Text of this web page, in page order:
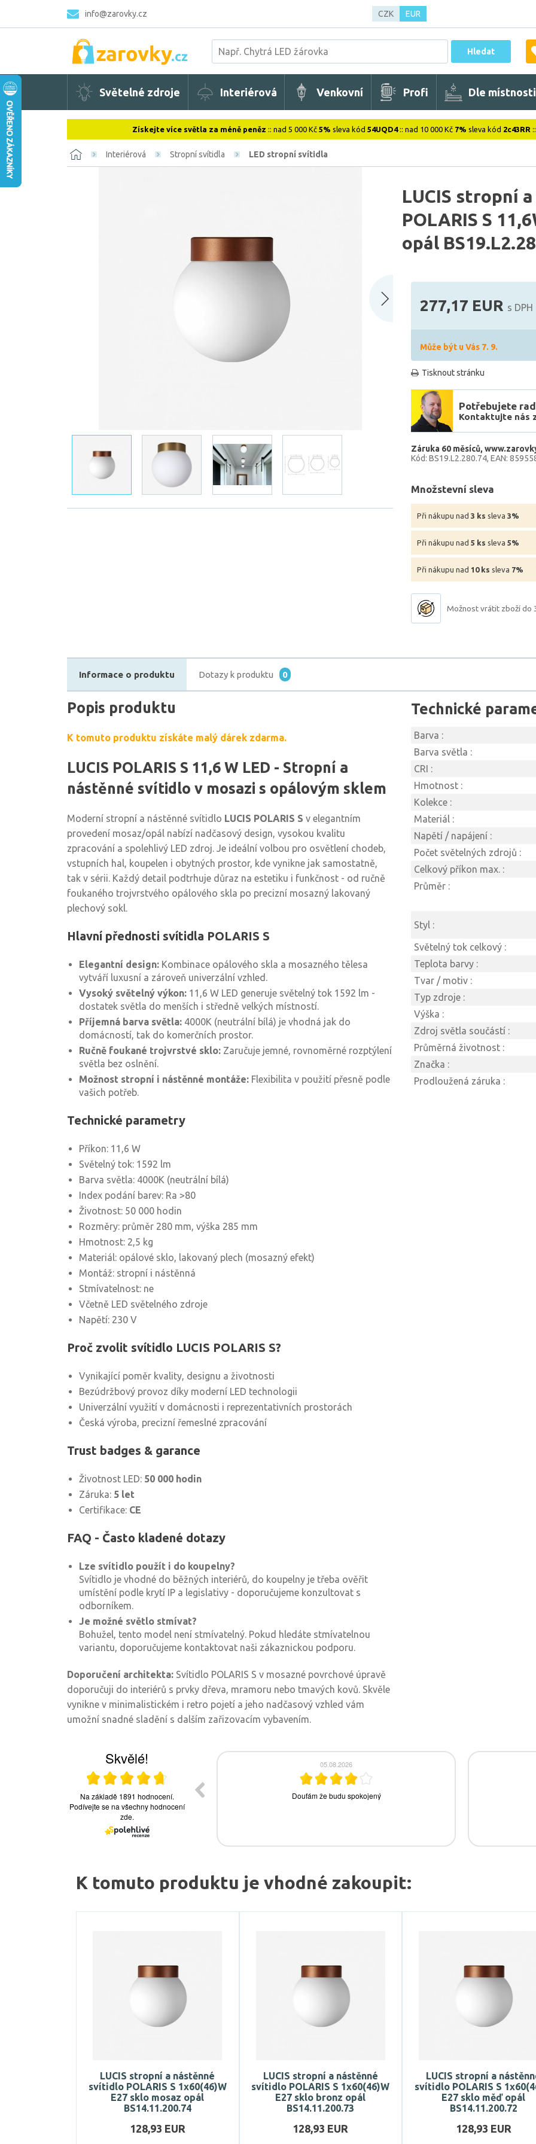
info@zarovky.cz CZK EUR
Hledat
Světelné zdroje Interiérová Venkovní Profi Dle místnosti
Získejte více světla za méně peněz :: nad 5 000 Kč 5% sleva kód 54UQD4:: nad 10 000 Kč 7% sleva kód 2c43RR
Interiérová Stropní svítidla LED stropní svítidla
LUCIS stropní
POLARIS S
opál
277,17 EUR s DPH
Může být u Vás 7. 9.
Tisknout stránku
Potřebujete
Kontaktujte nás
Záruka 60 měsíců
Kód: BS19.L2.280.74 EAN:
Množstevní sleva
Při nákupu nad 3 ks sleva 3%
Při nákupu nad 5 ks sleva 5%
Při nákupu nad 10 ks sleva 7%
Možnost vrátit zboží do
Informace o produktu Dotazy k produktu 0
Popis produktu
K tomuto produktu získáte malý dárek zdarma.
LUCIS POLARIS S 11,6 W LED - Stropní a
nástěnné svítidlo v mosazi s opálovým sklem
Moderní stropní a nástěnné svítidlo LUCIS POLARIS S v elegantním
provedení mosaz/opál nabízí nadčasový design, vysokou kvalitu
zpracování a spolehlivý LED zdroj. Je ideální volbou pro osvětlení chodeb,
vstupních hal, koupelen i obytných prostor, kde vynikne jak samostatně,
tak v sérii. Každý detail podtrhuje důraz na estetiku i funkčnost - od ručně
foukaného trojvrstvého opálového skla po precizní mosazný lakovaný
plechový sokl.
Hlavní přednosti svítidla POLARIS S
Elegantní design: Kombinace opálového skla a mosazného tělesa
vytváří luxusní a zároveň univerzální vzhled.
Vysoký světelný výkon: 11,6 W LED generuje světelný tok 1592 lm -
dostatek světla do menších i středně velkých místností.
Příjemná barva světla: 4000K (neutrální bílá) je vhodná jak do
domácností, tak do komerčních prostor.
Ručně foukané trojvrstvé sklo: Zaručuje jemné, rovnoměrné rozptýlení
světla bez oslnění.
Možnost stropní i nástěnné montáže: Flexibilita v použití přesně podle
vašich potřeb.
Technické parametry
Příkon: 11,6 W
Světelný tok: 1592 lm
Barva světla: 4000K (neutrální bílá)
Index podání barev: Ra >80
Životnost: 50 000 hodin
Rozměry: průměr 280 mm, výška 285 mm
Hmotnost: 2,5 kg
Materiál: opálové sklo, lakovaný plech (mosazný efekt)
Montáž: stropní i nástěnná
Stmívatelnost: ne
Včetně LED světelného zdroje
Napětí: 230 V
Proč zvolit svítidlo LUCIS POLARIS S?
Vynikající poměr kvality, designu a životnosti
Bezúdržbový provoz díky moderní LED technologii
Univerzální využití v domácnosti i reprezentativních prostorách
Česká výroba, precizní řemeslné zpracování
Trust badges & garance
Životnost LED: 50 000 hodin
Záruka: 5 let
Certifikace: CE
FAQ - Často kladené dotazy
Lze svítidlo použít i do koupelny?
Svítidlo je vhodné do běžných interiérů, do koupelny je třeba ověřit
umístění podle krytí IP a legislativy - doporučujeme konzultovat s
odborníkem.
Je možné světlo stmívat?
Bohužel, tento model není stmívatelný. Pokud hledáte stmívatelnou
variantu, doporučujeme kontaktovat naši zákaznickou podporu.
Doporučení architekta: Svítidlo POLARIS S v mosazné povrchové úpravě
doporučuji do interiérů s prvky dřeva, mramoru nebo tmavých kovů. Skvěle
vynikne v minimalistickém i retro pojetí a jeho nadčasový vzhled vám
umožní snadné sladění s dalším zařizovacím vybavením.
Technické
Barva :
Barva světla :
CRI :
Hmotnost :
Kolekce :
Materiál :
Napětí / napájení :
Počet světelných zdrojů :
Celkový příkon max. :
Průměr :
Styl :
Světelný tok celkový :
Teplota barvy :
Tvar / motiv :
Typ zdroje :
Výška :
Zdroj světla součástí :
Průměrná životnost :
Značka :
Prodloužená záruka :
K tomuto produktu je vhodné zakoupit:
LUCIS stropní a nástěnné
svítidlo POLARIS S 1x60(46)W
E27 sklo mosaz opál
BS14.11.200.74
128,93 EUR
LUCIS stropní a nástěnné
svítidlo POLARIS S 1x60(46)W
E27 sklo bronz opál
BS14.11.200.73
128,93 EUR
LUCIS stropní a
svítidlo POLARIS S
E27 sklo měď opál
BS14.11.200.72
128,93 EUR